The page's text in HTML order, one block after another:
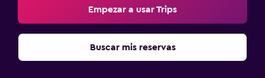
Empezar a usar Trips
Buscar mis reservas